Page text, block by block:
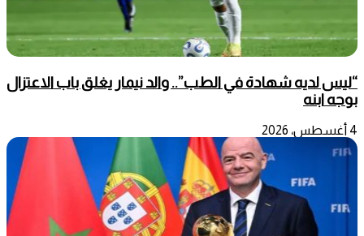
“ليس لديه شهادة في الطب”.. والد نيمار يغلق باب الاعتزال
بوجه ابنه
4 أغسطس، 2026